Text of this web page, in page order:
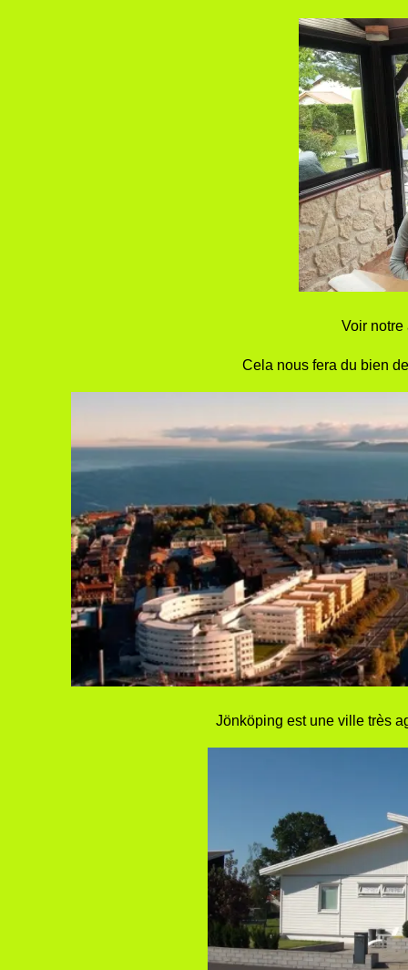
Voir
Cela nous fera du bien
Jönköping est une ville très